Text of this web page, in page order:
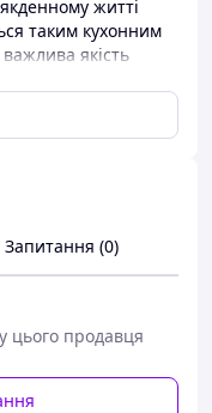
житті
таким кухонним
якість
неіржавкої сталі з
в процесі
безпечним
стильний і
із золотим
Запитання (0)
цього продавця